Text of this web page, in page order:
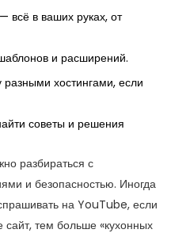
всё в ваших руках, от
и расширений.
хостингами, если
советы и решения
разбираться с
и безопасностью. Иногда
на YouTube, если
тем больше «кухонных